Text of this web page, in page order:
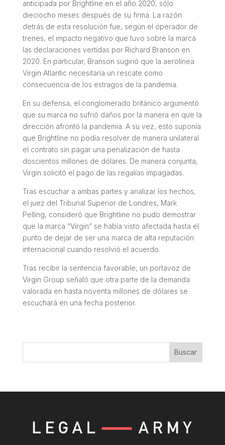
anticipada por Brightline en el año 2020, sólo
dieciocho meses después de su firma. La razón
detrás de esta resolución fue, según el operador de
trenes, el impacto negativo que tuvo sobre la marca
las declaraciones vertidas por Richard Branson en
2020. En particular, Branson sugirió que la aerolínea
Virgin Atlantic necesitaría un rescate como
consecuencia de los estragos de la pandemia.
En su defensa, el conglomerado británico argumentó
que su marca no sufrió daños por la manera en que la
dirección afrontó la pandemia. A su vez, esto suponía
que Brightline no podía resolver de manera unilateral
el contrato sin pagar una penalización de hasta
doscientos millones de dólares. De manera conjunta,
Virgin solicitó el pago de las regalías impagadas.
Tras escuchar a ambas partes y analizar los hechos,
el juez del Tribunal Superior de Londres, Mark
Pelling, consideró que Brightline no pudo demostrar
que la marca “Virgin” se había visto afectada hasta el
punto de dejar de ser una marca de alta reputación
internacional cuando resolvió el acuerdo.
Tras recibir la sentencia favorable, un portavoz de
Virgin Group señaló que otra parte de la demanda
valorada en hasta noventa millones de dólares se
escuchará en una fecha posterior.
Buscar